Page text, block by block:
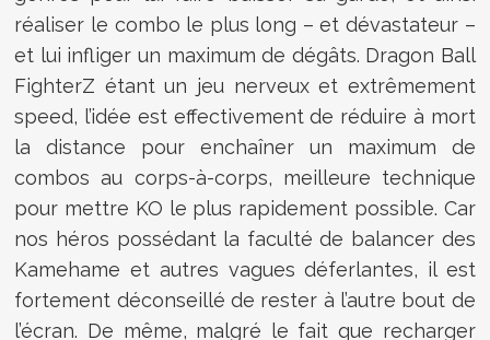
réaliser le combo le plus long – et dévastateur –
et lui infliger un maximum de dégâts. Dragon Ball
FighterZ étant un jeu nerveux et extrêmement
speed, l’idée est effectivement de réduire à mort
la distance pour enchaîner un maximum de
combos au corps-à-corps, meilleure technique
pour mettre KO le plus rapidement possible. Car
nos héros possédant la faculté de balancer des
Kamehame et autres vagues déferlantes, il est
fortement déconseillé de rester à l’autre bout de
l’écran. De même, malgré le fait que recharger